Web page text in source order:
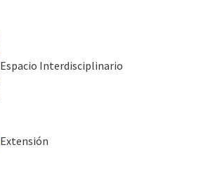
Espacio Interdisciplinario
Extensión